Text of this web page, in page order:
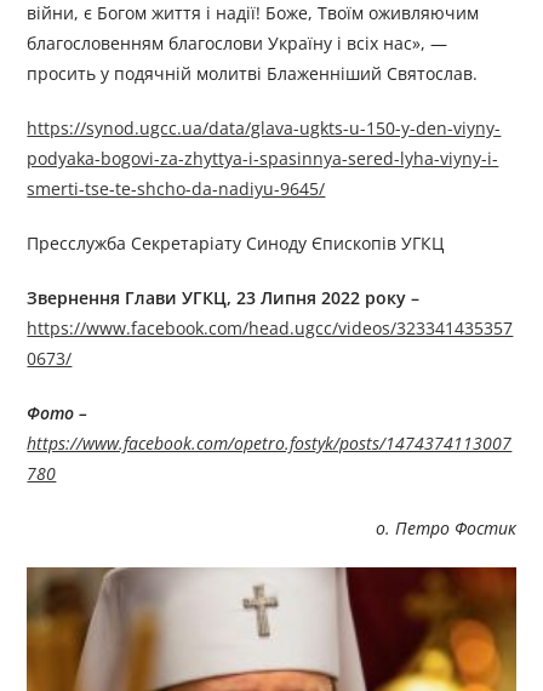
війни, є Богом життя і надії! Боже, Твоїм оживляючим
благословенням благослови Україну і всіх нас», —
просить у подячній молитві Блаженніший Святослав.
https://synod.ugcc.ua/data/glava-ugkts-u-150-y-den-viyny-
podyaka-bogovi-za-zhyttya-i-spasinnya-sered-lyha-viyny-i-
smerti-tse-te-shcho-da-nadiyu-9645/
Пресслужба Секретаріату Синоду Єпископів УГКЦ
Звернення Глави УГКЦ,23Липня 2022 року –
https://www.facebook.com/head.ugcc/videos/323341435357
0673/
Фото –
https://www.facebook.com/opetro.fostyk/posts/1474374113007
780
о. Петро Фостик